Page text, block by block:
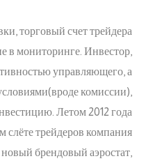
торговый счет трейдера
в мониторинге. Инвестор,
управляющего, а
комиссии),
Летом 2012 года
слёте трейдеров компания
брендовый аэростат,